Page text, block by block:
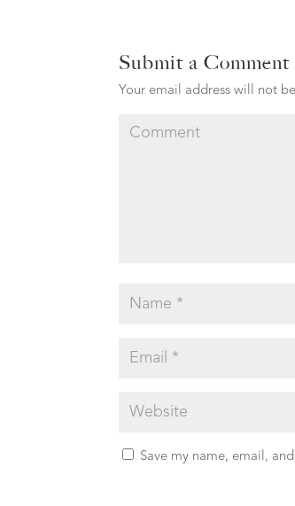
Submit a Comment
Your email address will not
Save my name, email,